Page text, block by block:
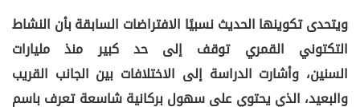
ويتحدى تكوينها الحديث نسبيًا الافتراضات السابقة بأن النشاط
التكتوني القمري توقف إلى حد كبير منذ مليارات
السنين، وأشارت الدراسة إلى الاختلافات بين الجانب القريب
والبعيد، الذي يحتوي على سهول بركانية شاسعة تعرف باسم